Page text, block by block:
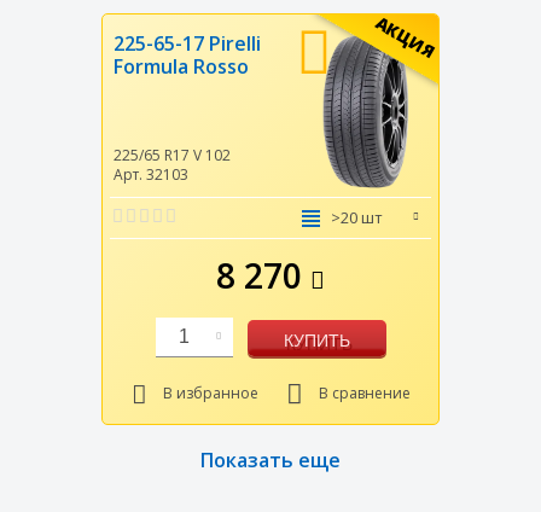
АКЦИЯ
225-65-17 Pirelli
Formula Rosso
225/65 R17 V 102
Арт. 32103
>20 шт
8 270
1 КУПИТЬ
В избранное В сравнение
Показать еще